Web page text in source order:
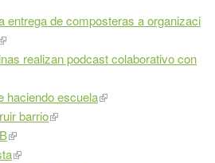
entrega de composteras a organizaci
realizan podcast colaborativo con
haciendo escuela
barrio